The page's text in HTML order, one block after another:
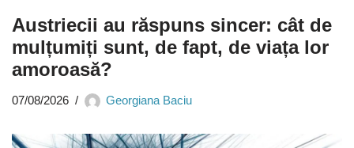
Austriecii au răspuns sincer: cât de
mulțumiți sunt, de fapt, de viața lor
amoroasă?
07/08/2026 Georgiana Baciu